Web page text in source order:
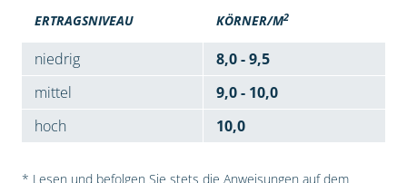
ERTRAGSNIVEAU KÖRNER/M2
niedrig
8,0 - 9,5
mittel
9,0 - 10,0
hoch
10,0
* Lesen und befolgen Sie stets die Anweisungen auf dem